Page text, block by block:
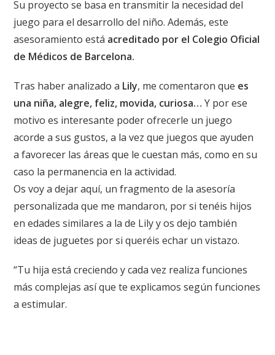
Su proyecto se basa en transmitir la necesidad del
juego para el desarrollo del niño. Además, este
asesoramiento está acreditado por el Colegio Oficial
de Médicos de Barcelona.
Tras haber analizado a Lily, me comentaron que es
una niña, alegre, feliz, movida, curiosa… Y por ese
motivo es interesante poder ofrecerle un juego
acorde a sus gustos, a la vez que juegos que ayuden
a favorecer las áreas que le cuestan más, como en su
caso la permanencia en la actividad.
Os voy a dejar aquí, un fragmento de la asesoría
personalizada que me mandaron, por si tenéis hijos
en edades similares a la de Lily y os dejo también
ideas de juguetes por si queréis echar un vistazo.
“Tu hija está creciendo y cada vez realiza funciones
más complejas así que te explicamos según funciones
a estimular.